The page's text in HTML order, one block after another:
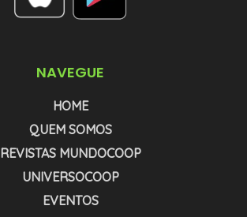
NAVEGUE
HOME
QUEM SOMOS
REVISTAS MUNDOCOOP
UNIVERSOCOOP
EVENTOS